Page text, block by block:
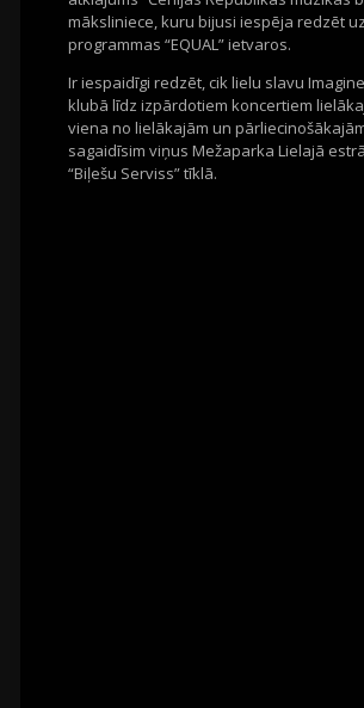
māksliniece, kuru bijusi iespēja redzēt
programmas “EQUAL” ietvaros.
Ir iespaidīgi redzēt, cik lielu slavu
klubā līdz izpārdotiem koncertiem
viena no lielākajām un
sagaidīsim viņus Mežaparka Lielajā
“Biļešu Serviss” tīklā.